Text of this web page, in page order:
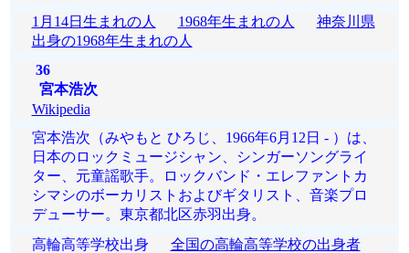
1月14日生まれの人
1968年生まれの人
神奈川県
出身の1968年生まれの人
36
宮本浩次
Wikipedia
宮本浩次（みやもと ひろじ、1966年6月12日 - ）は、
日本のロックミュージシャン、シンガーソングライ
ター、元童謡歌手。ロックバンド・エレファントカ
シマシのボーカリストおよびギタリスト、音楽プロ
デューサー。東京都北区赤羽出身。
高輪高等学校出身 全国の高輪高等学校の出身者